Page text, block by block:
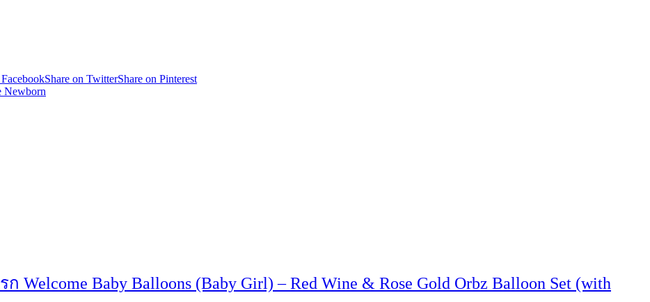
Share on TwitterShare on Pinterest
Newborn
Baby Balloons (Baby Girl) – Red Wine & Rose Gold Orbz Balloon Set (with